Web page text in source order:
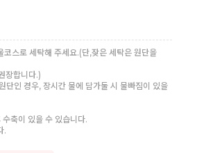
코스로 세탁해 주세요.(단,잦은 세탁은 원단을
장합니다.)
단인 경우, 장시간 물에 담가둘 시 물빠짐이 있을
축이 있을 수 있습니다.
.